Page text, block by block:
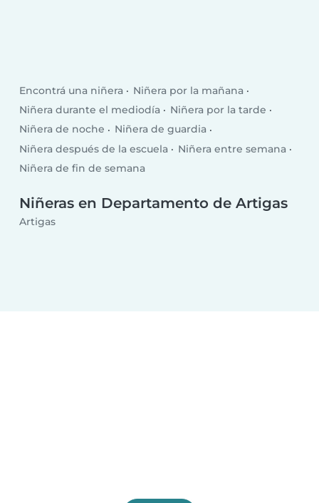
Encontrá una niñera
Niñera por la mañana
Niñera durante el mediodía
Niñera por la tarde
Niñera de noche
Niñera de guardia
Niñera después de la escuela
Niñera entre semana
Niñera de fin de semana
Niñeras en Departamento de Artigas
Artigas